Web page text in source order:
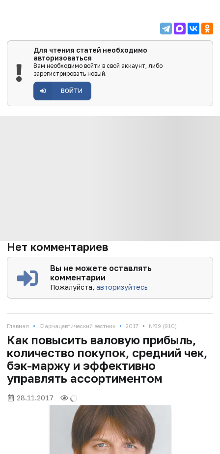
Для чтения статей необходимо
авторизоваться
Вам необходимо войти в свой аккаунт, либо
зарегистрировать новый.
ВОЙТИ
Нет комментариев
Вы не можете оставлять
комментарии
Пожалуйста,авторизуйтесь
Главная • Фармацевтический вестник • 2017 • №39 (910)
Как повысить валовую прибыль,
количество покупок, средний чек,
бэк-маржу и эффективно
управлять ассортиментом
28.11.2017